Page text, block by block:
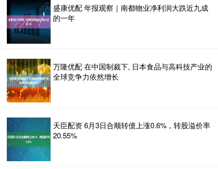
盛康优配 年报观察｜南都物业净利润大跌近九成
的一年
万隆优配 在中国制裁下, 日本食品与高科技产业的
全球竞争力依然增长
天臣配资 6月3日合顺转债上涨0.6%，转股溢价率
20.55%